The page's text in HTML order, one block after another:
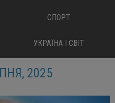
СПОРТ
УКРАЇНА І СВІТ
2025